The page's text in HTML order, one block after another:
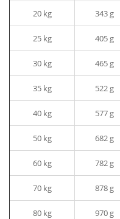
20 kg 343 g
25 kg 405 g
30 kg 465 g
35 kg 522 g
40 kg 577 g
50 kg 682 g
60 kg 782 g
70 kg 878 g
80 kg 970 g